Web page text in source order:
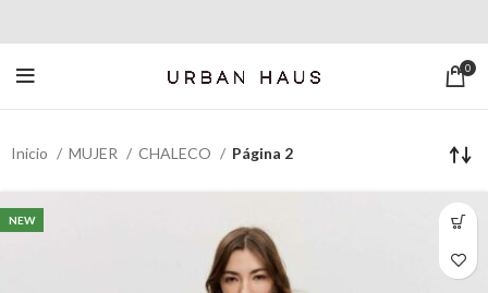
0
Inicio MUJER CHALECO Página 2
NEW